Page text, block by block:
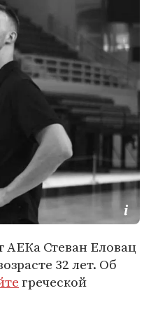
АЕКа Стеван Еловац
32 лет. Об
греческой